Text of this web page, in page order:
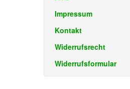
Impressum
Kontakt
Widerrufsrecht
Widerrufsformular